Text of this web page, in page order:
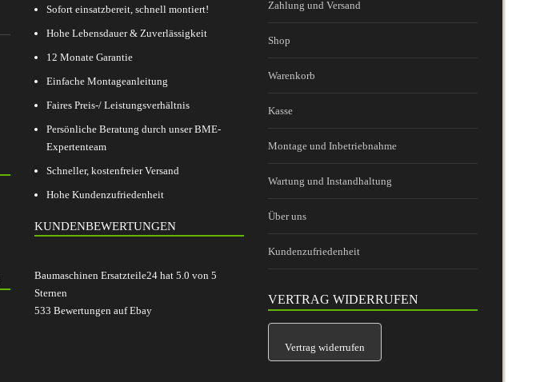
Sofort einsatzbereit, schnell montiert!
Hohe Lebensdauer & Zuverlässigkeit
12 Monate Garantie
Einfache Montageanleitung
Faires Preis-/ Leistungsverhältnis
Persönliche Beratung durch unser BME-
Expertenteam
Schneller, kostenfreier Versand
Hohe Kundenzufriedenheit
KUNDENBEWERTUNGEN
Baumaschinen Ersatzteile24 hat 5.0 von 5
Sternen
533 Bewertungen auf Ebay
Zahlung und Versand
Shop
Warenkorb
Kasse
Montage und Inbetriebnahme
Wartung und Instandhaltung
Über uns
Kundenzufriedenheit
VERTRAG WIDERRUFEN
Vertrag widerrufen